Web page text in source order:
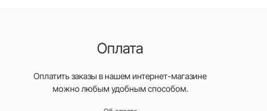
Оплата
Оплатить заказы в нашем интернет-магазине
можно любым удобным способом.